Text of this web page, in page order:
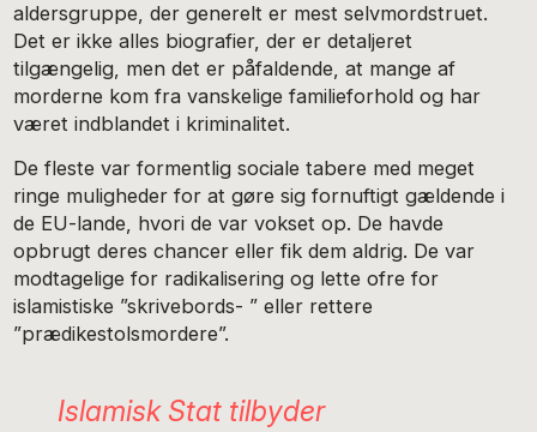
aldersgruppe, der generelt er mest selvmordstruet.
Det er ikke alles biografier, der er detaljeret
tilgængelig, men det er påfaldende, at mange af
morderne kom fra vanskelige familieforhold og har
været indblandet i kriminalitet.
De fleste var formentlig sociale tabere med meget
ringe muligheder for at gøre sig fornuftigt gældende i
de EU-lande, hvori de var vokset op. De havde
opbrugt deres chancer eller fik dem aldrig. De var
modtagelige for radikalisering og lette ofre for
islamistiske ”skrivebords- ” eller rettere
”prædikestolsmordere”.
Islamisk Stat tilbyder